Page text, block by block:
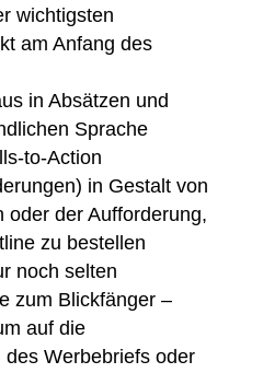
wichtigsten
am Anfang des
in Absätzen und
Sprache
to-Action
in Gestalt von
oder der Aufforderung,
zu bestellen
noch selten
zum Blickfänger –
auf die
Werbebriefs oder